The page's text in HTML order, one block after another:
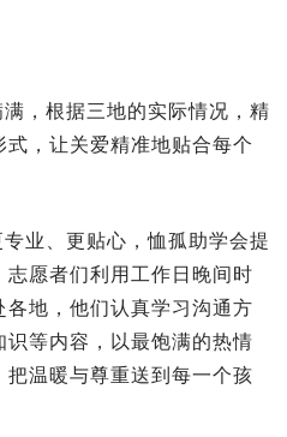
，根据三地的实际情况，精
，让关爱精准地贴合每个
业、更贴心，恤孤助学会提
愿者们利用工作日晚间时
地，他们认真学习沟通方
等内容，以最饱满的热情
温暖与尊重送到每一个孩